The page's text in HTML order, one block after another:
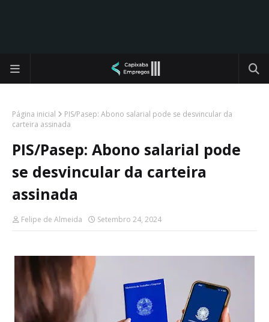
Página inicial
PIS/Pasep: Abono salarial pode se desvincular da
carteira assinada
PIS/Pasep: Abono salarial pode
se desvincular da carteira
assinada
Felipe de Almeida Setembro 24, 2024